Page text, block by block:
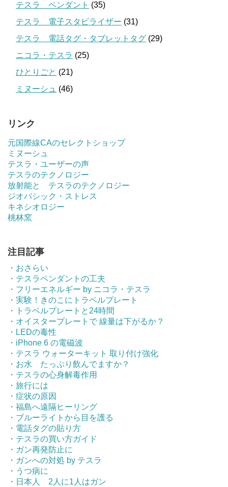
テスラ ペンダント (35)
テスラ 電子スタビライザー (31)
テスラ 電話タグ・タブレットタグ (29)
ニコラ・テスラ (25)
ひとりごと (21)
ミヌーシュ (46)
リンク
元国際線CAのセレクトショップ
ミヌーシュ
テスラ・ユーザーの声
テスラのテクノロジー
放射能と テスラのテクノロジー
ジオパシック・ストレス
キネシオロジー
桃林窯
注目記事
・おさらい
・テスラペンダントの工夫
・フリーエネルギー by ニコラ・テスラ
・実験！きのこにトラベルプレート
・トラベルプレートと24時間
・オイスタープレートで 線量は下がるか？
・LEDの毒性
・iPhone 6 の電磁波
・テスラ ウォーターキット 取り付け強化
・お水 たっぷり飲んでますか？
・テスラの心身解毒作用
・旅行には
・症状の原因
・福島へ遠隔ヒーリング
・ブルーライトから目を護る
・電話タグの貼り方
・テスラの買い方ガイド
・ガン再発防止に
・ガンへの対処 by テスラ
・うつ病に
・日本人 2人に1人はガン